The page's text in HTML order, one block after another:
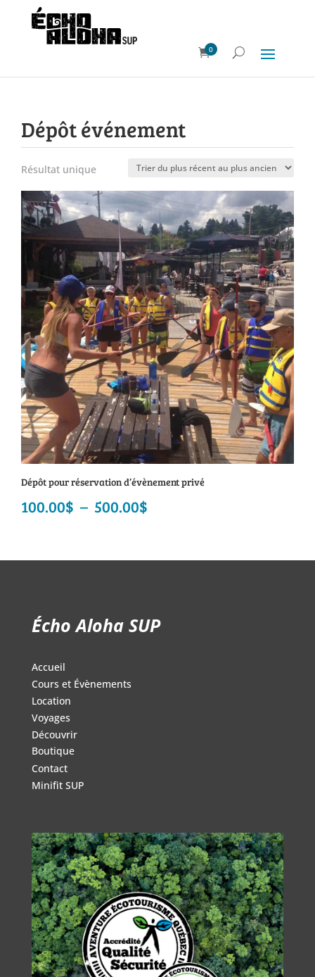
0
Dépôt événement
Résultat unique
Dépôt pour réservation d’évènement privé
100.00$ – 500.00$
prix :
500.00$
Écho Aloha SUP
Accueil
Cours et Évènements
Location
Voyages
Découvrir
Boutique
Contact
Minifit SUP